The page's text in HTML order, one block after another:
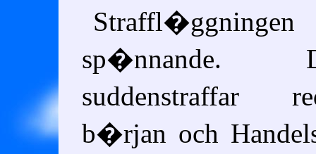
suddenstraffar
b�rjan och